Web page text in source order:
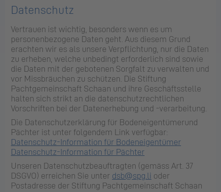
Datenschutz
Vertrauen ist wichtig, besonders wenn es um
personenbezogene Daten geht. Aus diesem Grund
erachten wir es als unsere Verpflichtung, nur die Daten
zu erheben, welche unbedingt erforderlich sind sowie
die Daten mit der gebotenen Sorgfalt zu verwalten und
vor Missbräuchen zu schützen. Die Stiftung
Pachtgemeinschaft Schaan und ihre Geschäftsstelle
halten sich strikt an die datenschutzrechtlichen
Vorschriften bei der Datenerhebung und -verarbeitung.
Die Datenschutzerklärung für Bodeneigentümerund
Pächter ist unter folgendem Link verfügbar:
Datenschutz-Information für Bodeneigentümer
Datenschutz-Information für Pächter
Unseren Datenschutzbeauftragten (gemäss Art. 37
DSGVO) erreichen Sie unter dsb@spg.li oder
Postadresse der Stiftung Pachtgemeinschaft Schaan